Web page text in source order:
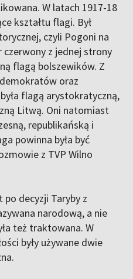
W latach 1917-18
kształtu flagi. Był
czyli Pogoni na
z jednej strony
flagą bolszewików. Z
oraz
flagą arystokratyczną,
Litwą. Oni natomiast
republikańską i
powinna była być
z TVP Wilno
po decyzji Taryby z
narodową, a nie
też traktowana. W
były używane dwie